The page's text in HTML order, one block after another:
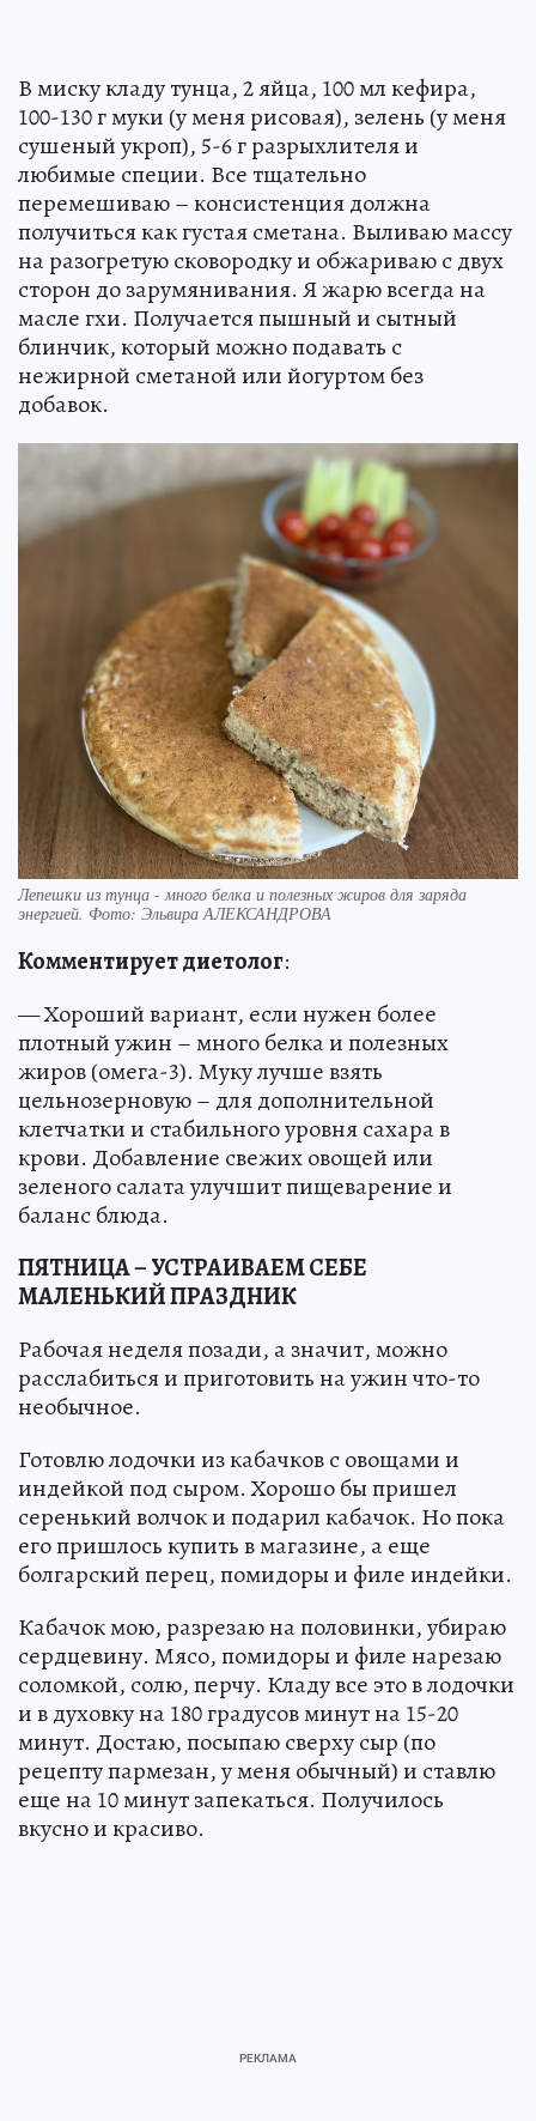
В миску кладу тунца, 2 яйца, 100 мл кефира,
100-130 г муки (у меня рисовая), зелень (у меня
сушеный укроп), 5-6 г разрыхлителя и
любимые специи. Все тщательно
перемешиваю – консистенция должна
получиться как густая сметана. Выливаю массу
на разогретую сковородку и обжариваю с двух
сторон до зарумянивания. Я жарю всегда на
масле гхи. Получается пышный и сытный
блинчик, который можно подавать с
нежирной сметаной или йогуртом без
добавок.
Лепешки из тунца - много белка и полезных жиров для заряда
энергией. Фото: Эльвира АЛЕКСАНДРОВА
Комментирует диетолог:
— Хороший вариант, если нужен более
плотный ужин – много белка и полезных
жиров (омега-3). Муку лучше взять
цельнозерновую – для дополнительной
клетчатки и стабильного уровня сахара в
крови. Добавление свежих овощей или
зеленого салата улучшит пищеварение и
баланс блюда.
ПЯТНИЦА – УСТРАИВАЕМ СЕБЕ
МАЛЕНЬКИЙ ПРАЗДНИК
Рабочая неделя позади, а значит, можно
расслабиться и приготовить на ужин что-то
необычное.
Готовлю лодочки из кабачков с овощами и
индейкой под сыром. Хорошо бы пришел
серенький волчок и подарил кабачок. Но пока
его пришлось купить в магазине, а еще
болгарский перец, помидоры и филе индейки.
Кабачок мою, разрезаю на половинки, убираю
сердцевину. Мясо, помидоры и филе нарезаю
соломкой, солю, перчу. Кладу все это в лодочки
и в духовку на 180 градусов минут на 15-20
минут. Достаю, посыпаю сверху сыр (по
рецепту пармезан, у меня обычный) и ставлю
еще на 10 минут запекаться. Получилось
вкусно и красиво.